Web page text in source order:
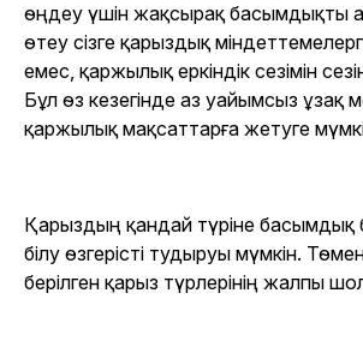
өңдеу үшін жақсырақ басымдықты
өтеу сізге қарыздық
емес, қаржылық еркіндік сезімін
Бұл өз кезегінде аз уайымсыз ұзақ
қаржылық мақсаттарға жетуге
Қарыздың қандай түріне басымдық
білу өзгерісті тудыруы мүмкін.
берілген қарыз түрлерінің жалпы